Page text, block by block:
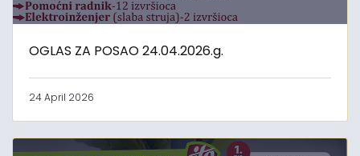
OGLAS ZA POSAO 24.04.2026.g.
24 April 2026